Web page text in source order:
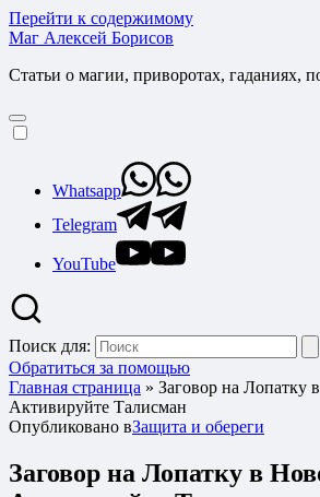
Перейти к содержимому
Маг Алексей Борисов
Статьи о магии, приворотах, гаданиях,
Whatsapp
Telegram
YouTube
Поиск для:
Обратиться за помощью
Главная страница » Заговор на Лопатку
Активируйте Талисман
Опубликовано вЗащита и обереги
Заговор на Лопатку в